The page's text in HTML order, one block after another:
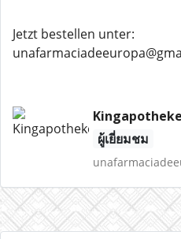
Jetzt bestellen unter:
Kingapotheke
ผู้เยี่ยมชม